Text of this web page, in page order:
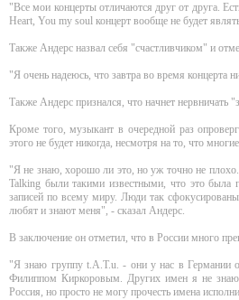
"Все мои концерты отличаются друг от друга.
Heart, You my soul концерт вообще не будет
Также Андерс назвал себя "счастливчиком" и
"Я очень надеюсь, что завтра во время концерта
Также Андерс признался, что начнет нервничать
Кроме того, музыкант в очередной раз
этого не будет никогда, несмотря на то, что
"Я не знаю, хорошо ли это, но уж точно не
Talking были такими известными, что это была
записей по всему миру. Люди так
любят и знают меня", - сказал Андерс.
В заключение он отметил, что в России много
"Я знаю группу t.A.T.u. - они у нас в Германии
Филиппом Киркоровым. Других имен я не
Россия, но просто не могу прочесть имена